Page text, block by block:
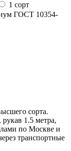
1 сорт
ГОСТ 10354-
сорта.
1.5 метра,
по Москве и
транспортные